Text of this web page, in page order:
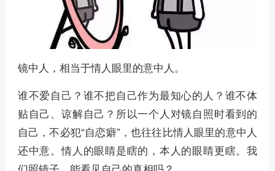
镜中人，相当于情人眼里的意中人。
谁不爱自己？谁不把自己作为最知心的人？谁不体
贴自己、谅解自己？所以一个人对镜自照时看到的
自己，不必犯“自恋癖”，也往往比情人眼里的意中人
还中意。情人的眼睛是瞎的，本人的眼睛更瞎。我